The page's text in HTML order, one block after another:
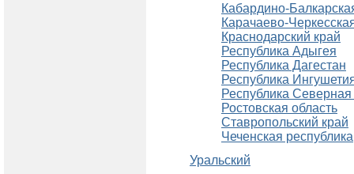
Кабардино-
Карачаево-
Краснодарский край
Республика Адыгея
Республика Дагестан
Республика
Республика
Ростовская область
Ставропольский край
Чеченская республика
Уральский